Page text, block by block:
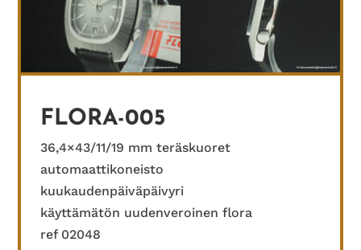
FLORA-005
36,4×43/11/19 mm teräskuoret
automaattikoneisto
kuukaudenpäiväpäivyri
käyttämätön uudenveroinen flora
ref 02048